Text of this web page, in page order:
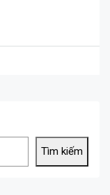
Tìm kiếm